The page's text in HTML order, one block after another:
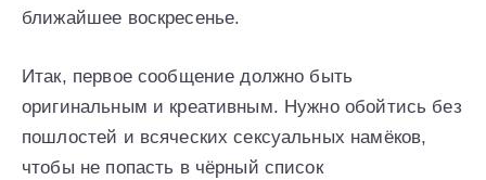
ближайшее воскресенье.
Итак, первое сообщение должно быть
оригинальным и креативным. Нужно обойтись без
пошлостей и всяческих сексуальных намёков,
чтобы не попасть в чёрный список